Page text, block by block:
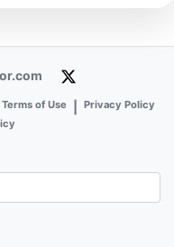
Terms of Use Privacy Policy